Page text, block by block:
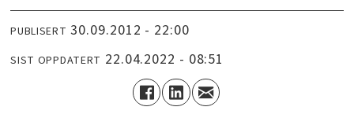
PUBLISERT 30.09.2012 - 22:00
SIST OPPDATERT 22.04.2022 - 08:51